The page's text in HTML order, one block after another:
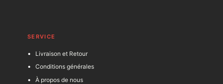
SERVICE
Livraison et Retour
Conditions générales
À propos de nous